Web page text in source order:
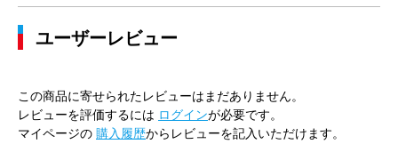
ユーザーレビュー
この商品に寄せられたレビューはまだありません。
レビューを評価するには ログインが必要です。
マイページの 購入履歴からレビューを記入いただけます。